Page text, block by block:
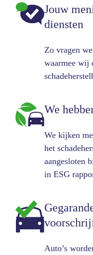
Jouw
diensten
Zo vragen
waarmee wij
We
We kijken
het
aangesloten
in ESG
Auto’s